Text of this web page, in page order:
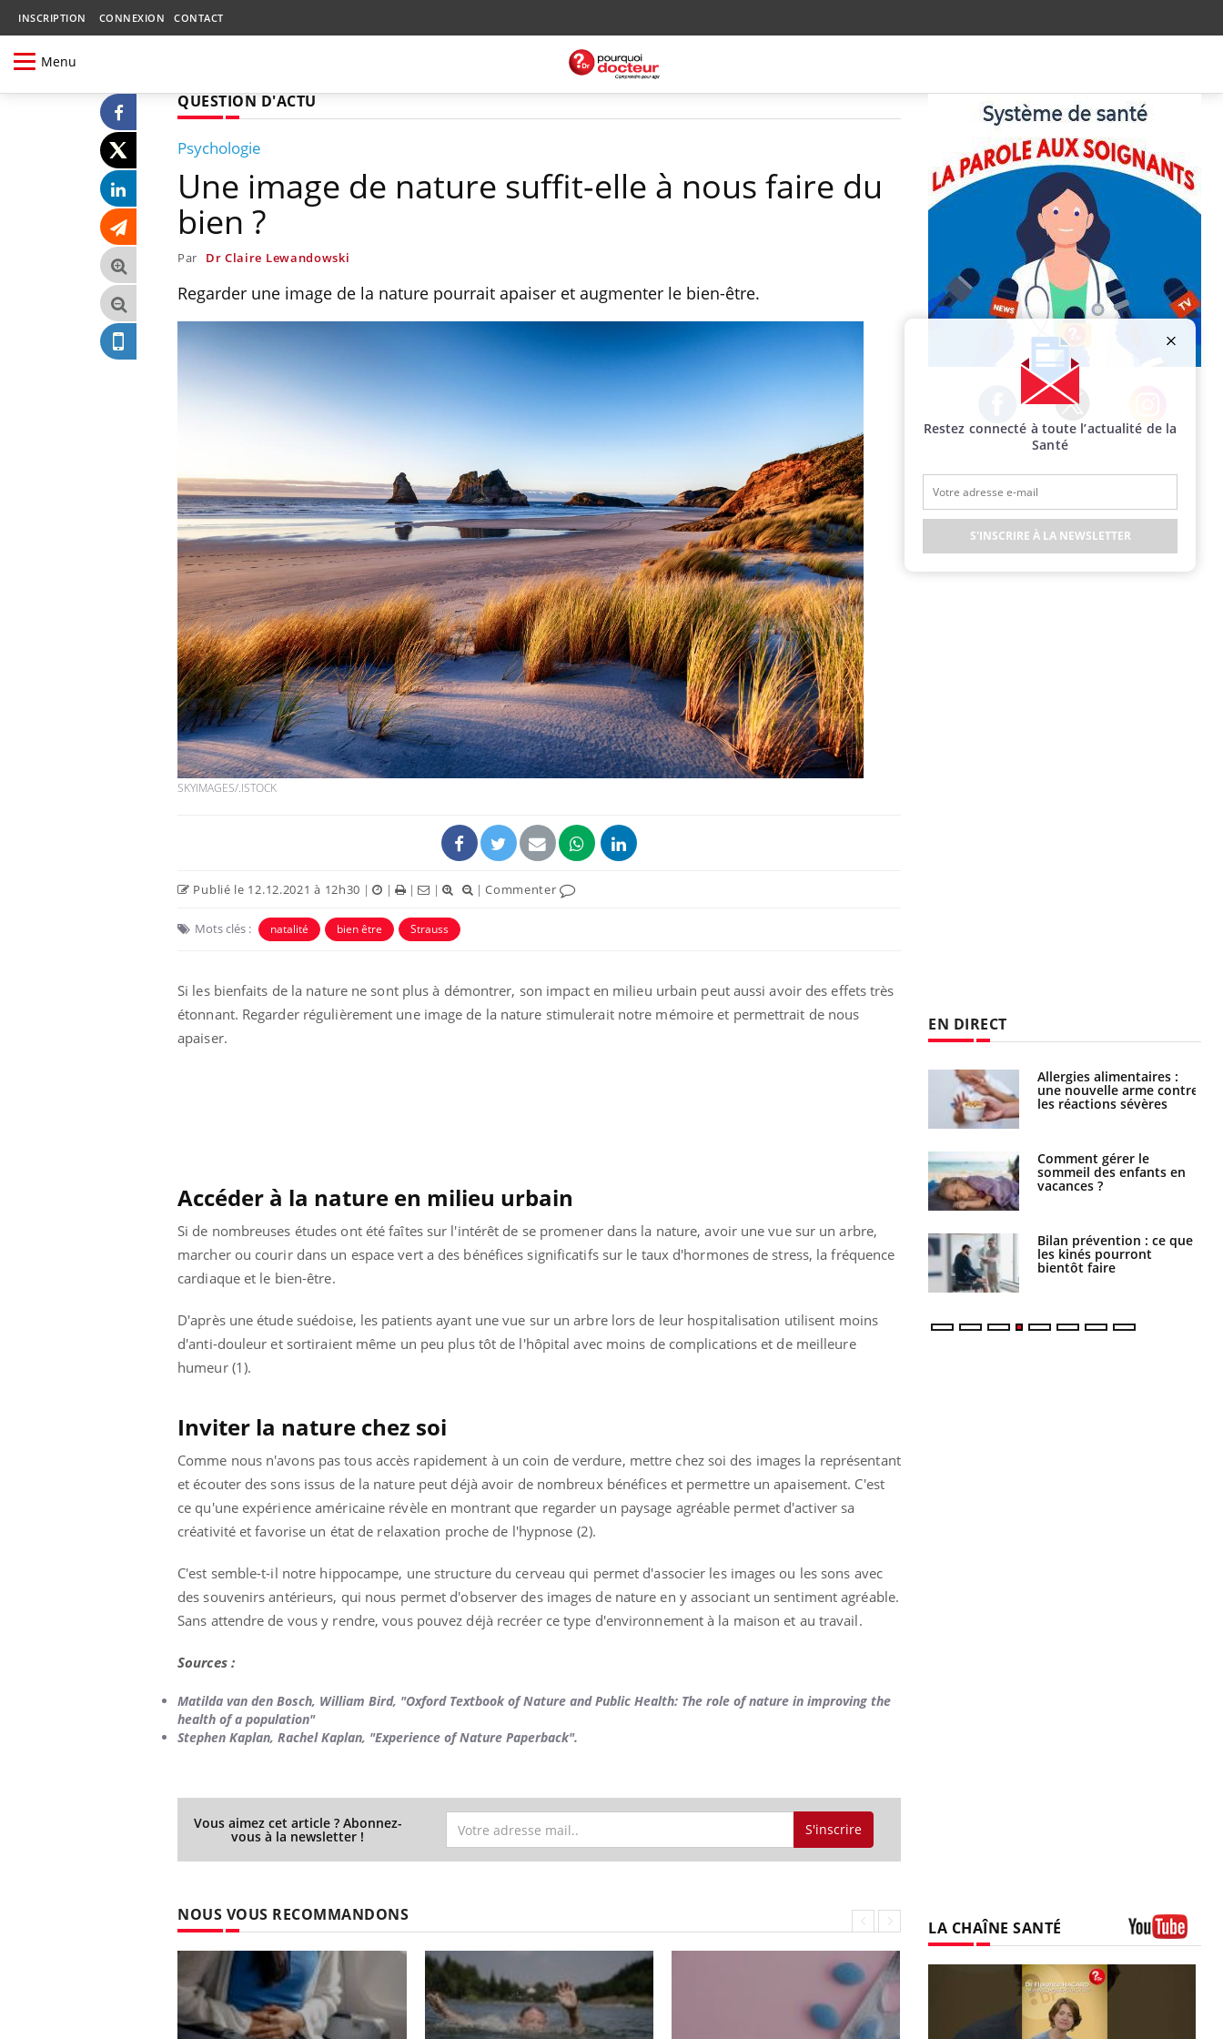
INSCRIPTION CONNEXION CONTACT
Menu
QUESTION D'ACTU
Psychologie
Une image de nature suffit-elle à nous faire du
bien ?
Par Dr Claire Lewandowski
Regarder une image de la nature pourrait apaiser et augmenter le bien-être.
SKYIMAGES/.ISTOCK
Publié le 12.12.2021 à 12h30 | | | | |Commenter
Mots clés : natalité bien être Strauss
Si les bienfaits de la nature ne sont plus à démontrer, son impact en milieu urbain peut aussi avoir des effets très
étonnant. Regarder régulièrement une image de la nature stimulerait notre mémoire et permettrait de nous
apaiser.
Accéder à la nature en milieu urbain
Si de nombreuses études ont été faîtes sur l'intérêt de se promener dans la nature, avoir une vue sur un arbre,
marcher ou courir dans un espace vert a des bénéfices significatifs sur le taux d'hormones de stress, la fréquence
cardiaque et le bien-être.
D'après une étude suédoise, les patients ayant une vue sur un arbre lors de leur hospitalisation utilisent moins
d'anti-douleur et sortiraient même un peu plus tôt de l'hôpital avec moins de complications et de meilleure
humeur (1).
Inviter la nature chez soi
Comme nous n'avons pas tous accès rapidement à un coin de verdure, mettre chez soi des images la représentant
et écouter des sons issus de la nature peut déjà avoir de nombreux bénéfices et permettre un apaisement. C'est
ce qu'une expérience américaine révèle en montrant que regarder un paysage agréable permet d'activer sa
créativité et favorise un état de relaxation proche de l'hypnose (2).
C'est semble-t-il notre hippocampe, une structure du cerveau qui permet d'associer les images ou les sons avec
des souvenirs antérieurs, qui nous permet d'observer des images de nature en y associant un sentiment agréable.
Sans attendre de vous y rendre, vous pouvez déjà recréer ce type d'environnement à la maison et au travail.
Sources :
Matilda van den Bosch, William Bird, "Oxford Textbook of Nature and Public Health: The role of nature in improving the
health of a population"
Stephen Kaplan, Rachel Kaplan, "Experience of Nature Paperback".
Vous aimez cet article ? Abonnez-
vous à la newsletter ! S'inscrire
NOUS VOUS RECOMMANDONS
Facebook Twitter Instagram
EN DIRECT
noyade grimpe-t-il ?
Le Viagra pourrait-il
freiner la propagation du
Le smartphone nuit-il à
l'apprentissage de la
lecture ?
Légionellose en Suisse :
quelle est l’origine de la
contamination ?
Allergies alimentaires :
une nouvelle arme contre
les réactions sévères
Comment gérer le
sommeil des enfants en
vacances ?
Bilan prévention : ce que
les kinés pourront
bientôt faire
LA CHAÎNE SANTÉ
Restez connecté à toute l’actualité de la
Santé
S'INSCRIRE À LA NEWSLETTER